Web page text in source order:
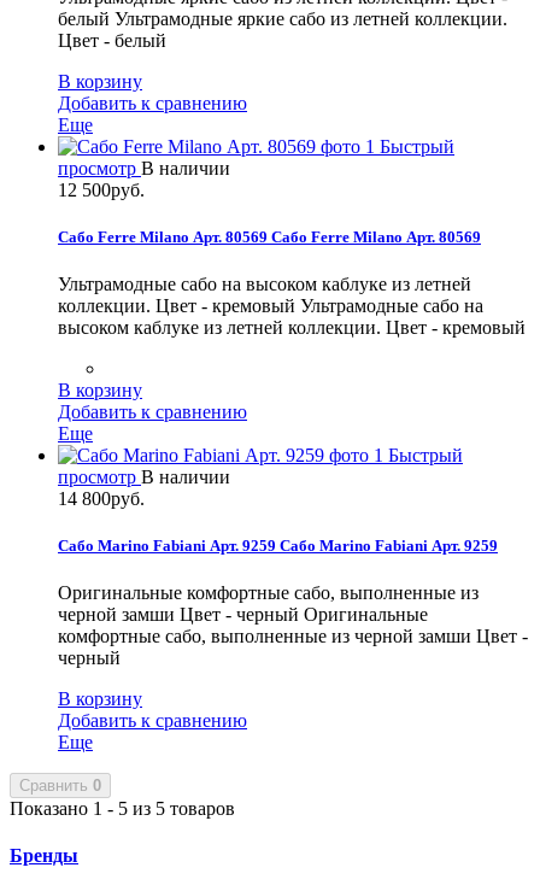
белый Ультрамодные яркие сабо из летней коллекции.
Цвет - белый
В корзину
Добавить к сравнению
Еще
Быстрый
просмотр В наличии
12 500руб.
Сабо Ferre Milano Арт. 80569 Сабо Ferre Milano Арт. 80569
Ультрамодные сабо на высоком каблуке из летней
коллекции. Цвет - кремовый Ультрамодные сабо на
высоком каблуке из летней коллекции. Цвет - кремовый
В корзину
Добавить к сравнению
Еще
Быстрый
просмотр В наличии
14 800руб.
Сабо Marino Fabiani Арт. 9259 Сабо Marino Fabiani Арт. 9259
Оригинальные комфортные сабо, выполненные из
черной замши Цвет - черный Оригинальные
комфортные сабо, выполненные из черной замши Цвет -
черный
В корзину
Добавить к сравнению
Еще
Сравнить 0
Показано 1 - 5 из 5 товаров
Бренды